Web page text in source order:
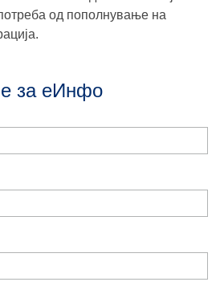
од пополнување на
за еИнфо